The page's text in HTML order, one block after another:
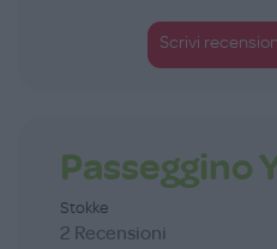
Scrivi
Passeggino
Stokke
2 Recensioni